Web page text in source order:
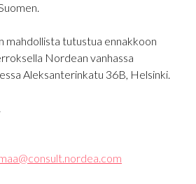
mahdollista tutustua ennakkoon
Nordean vanhassa
Aleksanterinkatu 36B, Helsinki.